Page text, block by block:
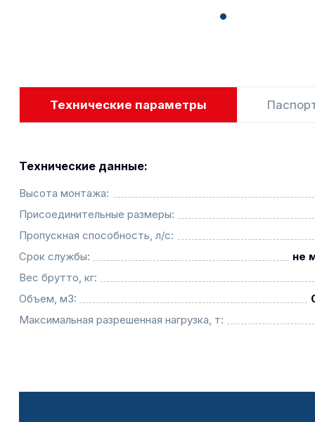
Технические параметры
Технические данные:
Высота монтажа:
Присоединительные размеры:
Пропускная способность, л/с:
Срок службы:
не
Вес брутто, кг:
Объем, м3:
Максимальная разрешенная нагрузка, т: